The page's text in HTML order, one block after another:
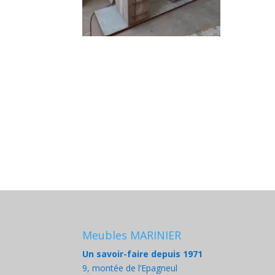
Meubles MARINIER
Un savoir-faire depuis 1971
9, montée de l’Epagneul